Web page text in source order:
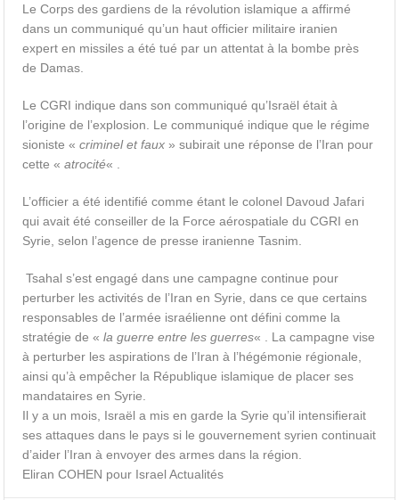
Le Corps des gardiens de la révolution islamique a affirmé
dans un communiqué qu’un haut officier militaire iranien
expert en missiles a été tué par un attentat à la bombe près
de Damas.
Le CGRI indique dans son communiqué qu’Israël était à
l’origine de l’explosion. Le communiqué indique que le régime
sioniste «criminel et faux » subirait une réponse de l’Iran pour
cette «atrocité« .
L’officier a été identifié comme étant le colonel Davoud Jafari
qui avait été conseiller de la Force aérospatiale du CGRI en
Syrie, selon l’agence de presse iranienne Tasnim.
Tsahal s’est engagé dans une campagne continue pour
perturber les activités de l’Iran en Syrie, dans ce que certains
responsables de l’armée israélienne ont défini comme la
stratégie de «la guerre entre les guerres« . La campagne vise
à perturber les aspirations de l’Iran à l’hégémonie régionale,
ainsi qu’à empêcher la République islamique de placer ses
mandataires en Syrie.
Il y a un mois, Israël a mis en garde la Syrie qu’il intensifierait
ses attaques dans le pays si le gouvernement syrien continuait
d’aider l’Iran à envoyer des armes dans la région.
Eliran COHEN pour Israel Actualités